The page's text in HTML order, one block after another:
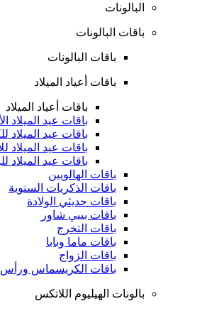
البالونات
باقات البالونات
باقات البالونات
باقات أعياد الميلاد
باقات أعياد الميلاد
باقات عيد الميلاد
باقات عيد الميلاد
باقات عيد الميلاد
باقات عيد الميلاد
باقات الهالويين
باقات الذكريات السنوية
باقات حديثي الولادة
باقات بيبي شاور
باقات التخرج
باقات ماما وبابا
باقات الزواج
باقات الكريسماس ورأس
بالونات الهيليوم اللاتكس